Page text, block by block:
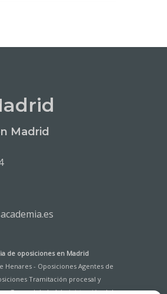
Madrid
de oposiciones en Madrid
Henares- Oposiciones Agentes de
Tramitación procesal y
General de la Administración del